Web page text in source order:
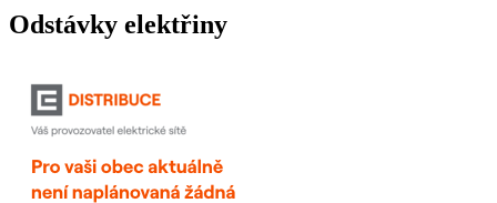
Odstávky elektřiny